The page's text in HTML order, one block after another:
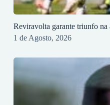
Reviravolta garante triunfo na
1 de Agosto, 2026